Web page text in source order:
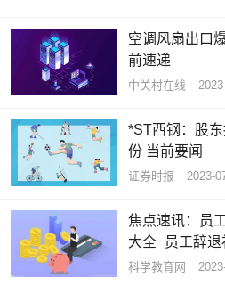
空调风扇出口
前速递
中关村在线
*ST西钢：股
份 当前要闻
证券时报 2023-
焦点速讯：员
大全_员工辞
科学教育网